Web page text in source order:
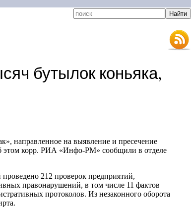
бутылок коньяка,
направленное на выявление и пресечение
этом корр. РИА «Инфо-РМ» сообщили в отделе
212 проверок предприятий,
правонарушений, в том числе 11 фактов
протоколов. Из незаконного оборота